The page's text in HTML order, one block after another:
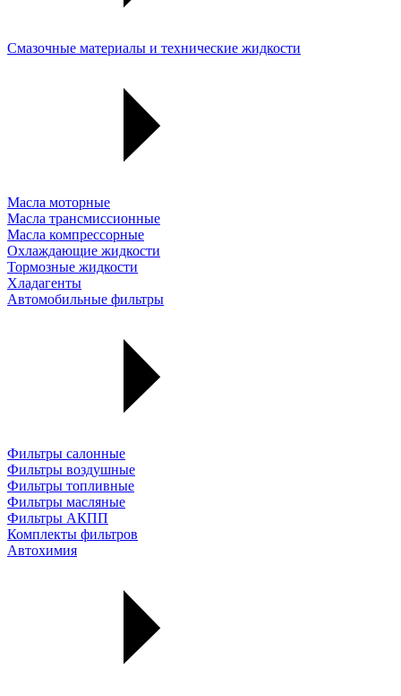
Смазочные материалы и технические жидкости
Масла моторные
Масла трансмиссионные
Масла компрессорные
Охлаждающие жидкости
Тормозные жидкости
Хладагенты
Автомобильные фильтры
Фильтры салонные
Фильтры воздушные
Фильтры топливные
Фильтры масляные
Фильтры АКПП
Комплекты фильтров
Автохимия